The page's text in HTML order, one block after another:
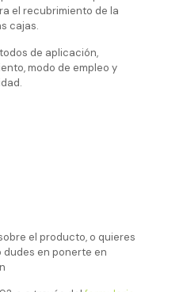
el recubrimiento de la
cajas.
de aplicación,
modo de empleo y
el producto, o quieres
dudes en ponerte en